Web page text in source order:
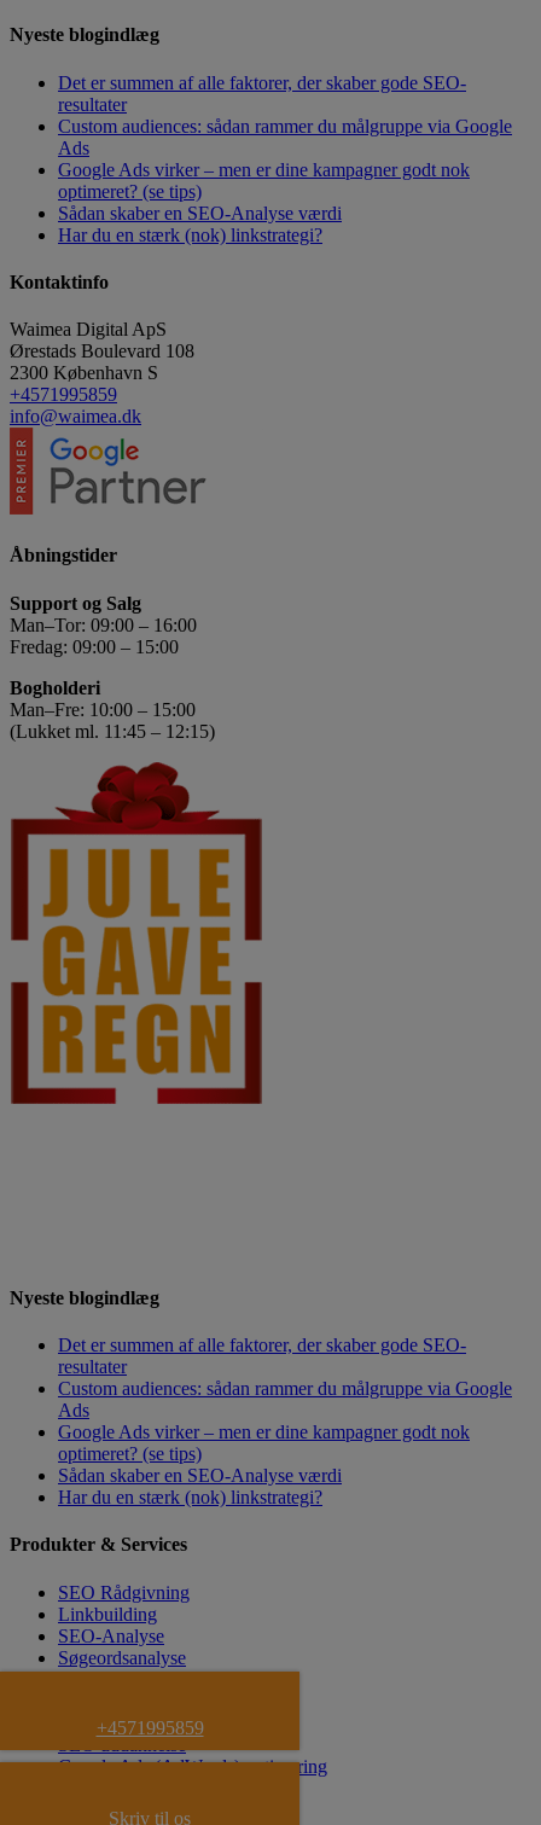
Nyeste blogindlæg
Det er summen af alle faktorer, der skaber gode SEO-
resultater
Custom audiences: sådan rammer du målgruppe via Google
Ads
Google Ads virker – men er dine kampagner godt nok
optimeret? (se tips)
Sådan skaber en SEO-Analyse værdi
Har du en stærk (nok) linkstrategi?
Kontaktinfo
Waimea Digital ApS
Ørestads Boulevard 108
2300 København S
+4571995859
info@waimea.dk
Åbningstider
Support og Salg
Man–Tor: 09:00 – 16:00
Fredag: 09:00 – 15:00
Bogholderi
Man–Fre: 10:00 – 15:00
(Lukket ml. 11:45 – 12:15)
Nyeste blogindlæg
Det er summen af alle faktorer, der skaber gode SEO-
resultater
Custom audiences: sådan rammer du målgruppe via Google
Ads
Google Ads virker – men er dine kampagner godt nok
optimeret? (se tips)
Sådan skaber en SEO-Analyse værdi
Har du en stærk (nok) linkstrategi?
Produkter & Services
SEO Rådgivning
Linkbuilding
SEO-Analyse
Søgeordsanalyse
SEO Strategi
Google Ads (AdWords) optimering
YouTube Video Annoncering
+4571995859
Skriv til os